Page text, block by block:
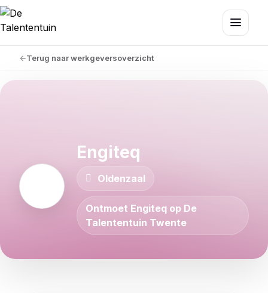
Terug naar werkgeversoverzicht
Engiteq
Oldenzaal
Ontmoet Engiteq op De
Talententuin Twente